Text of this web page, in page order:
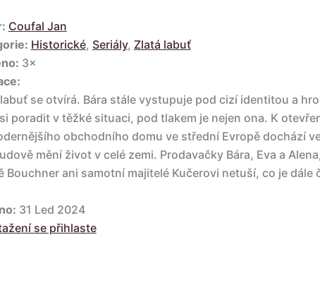
Coufal Jan
Historické, Seriály, Zlatá labuť
3×
se otvírá. Bára stále vystupuje pod cizí identitou a
poradit v těžké situaci, pod tlakem je nejen ona. K
obchodního domu ve střední Evropě dochází
mění život v celé zemi. Prodavačky Bára, Eva a
Bouchner ani samotní majitelé Kučerovi netuší, co je dále
31 Led 2024
se přihlaste